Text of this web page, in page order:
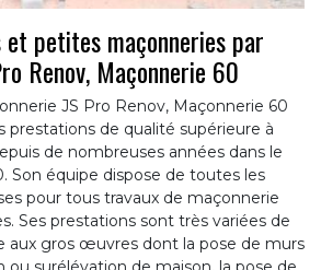
petites maçonneries par
Renov, Maçonnerie 60
JS Pro Renov, Maçonnerie 60
prestations de qualité supérieure à
de nombreuses années dans le
Son équipe dispose de toutes les
pour tous travaux de maçonnerie
Ses prestations sont très variées de
aux gros œuvres dont la pose de murs